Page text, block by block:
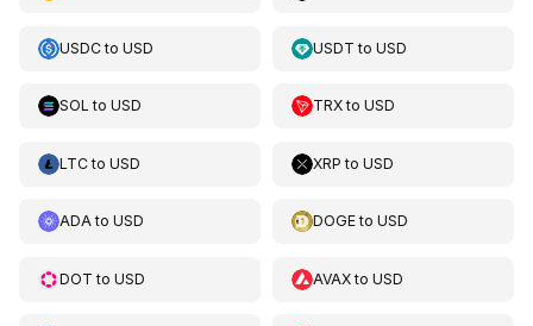
USDCto USD USDT toUSD
SOL to USD TRXtoUSD
LTCto USD XRP toUSD
ADAto USD DOGEtoUSD
DOT to USD AVAXtoUSD